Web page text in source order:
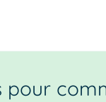
pour